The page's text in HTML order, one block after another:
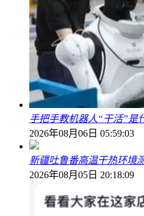
手把手教机器人“干活”是
2026年08月06日 05:59:03
新疆吐鲁番高温干热环境
2026年08月05日 20:18:09